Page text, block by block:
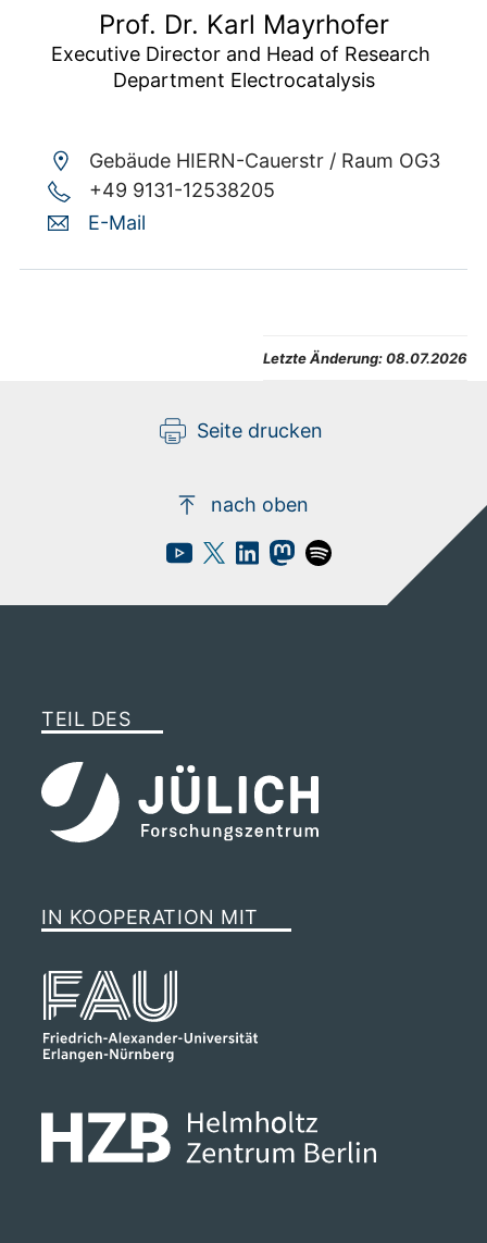
Prof. Dr. Karl Mayrhofer
Executive Director and Head of Research
Department Electrocatalysis
Gebäude HIERN-Cauerstr / Raum OG3
+49 9131-12538205
E-Mail
Letzte Änderung:08.07.2026
Seite drucken
nach oben
TEIL DES
IN KOOPERATION MIT